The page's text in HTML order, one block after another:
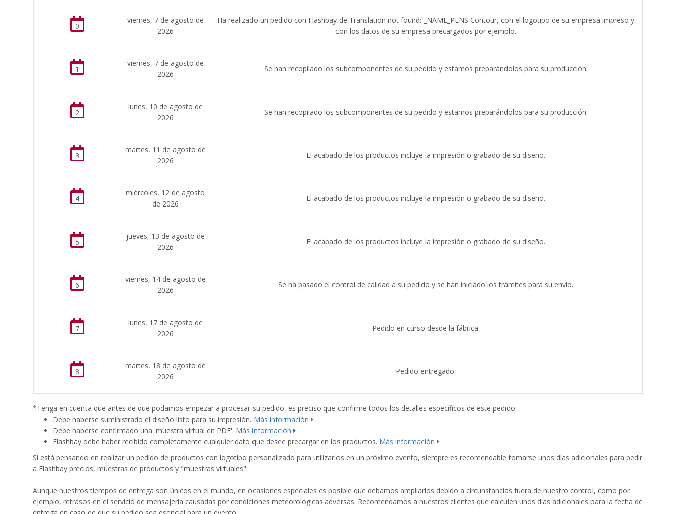
0
viernes, 7 de agosto de
2026
Ha realizado un pedido con Flashbay de Translation not found: _NAME_PENS Contour, con el logotipo de su empresa impreso y
con los datos de su empresa precargados por ejemplo.
1
viernes, 7 de agosto de
2026
Se han recopilado los subcomponentes de su pedido y estamos preparándolos para su producción.
2
lunes, 10 de agosto de
2026
Se han recopilado los subcomponentes de su pedido y estamos preparándolos para su producción.
3
martes, 11 de agosto de
2026
El acabado de los productos incluye la impresión o grabado de su diseño.
4
miércoles, 12 de agosto
de 2026
El acabado de los productos incluye la impresión o grabado de su diseño.
5
jueves, 13 de agosto de
2026
El acabado de los productos incluye la impresión o grabado de su diseño.
6
viernes, 14 de agosto de
2026
Se ha pasado el control de calidad a su pedido y se han iniciado los trámites para su envío.
7
lunes, 17 de agosto de
2026
Pedido en curso desde la fábrica.
8
martes, 18 de agosto de
2026
Pedido entregado.
*Tenga en cuenta que antes de que podamos empezar a procesar su pedido, es preciso que confirme todos los detalles específicos de este pedido:
Debe haberse suministrado el diseño listo para su impresión. Más información
Debe haberse confirmado una 'muestra virtual en PDF'. Más información
Flashbay debe haber recibido completamente cualquier dato que desee precargar en los productos. Más información
Si está pensando en realizar un pedido de productos con logotipo personalizado para utilizarlos en un próximo evento, siempre es recomendable tomarse unos días adicionales para pedir
a Flashbay precios, muestras de productos y "muestras virtuales".
Aunque nuestros tiempos de entrega son únicos en el mundo, en ocasiones especiales es posible que debamos ampliarlos debido a circunstancias fuera de nuestro control, como por
ejemplo, retrasos en el servicio de mensajería causadas por condiciones meteorológicas adversas. Recomendamos a nuestros clientes que calculen unos días adicionales para la fecha de